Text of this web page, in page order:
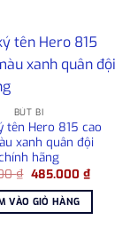
BÚT BI
tên Hero 815 cao
xanh quân đội
hãng
₫ Giá
là:
715.000 ₫.
485.000 ₫Giá
hiện
tại
VÀO GIỎ HÀNG